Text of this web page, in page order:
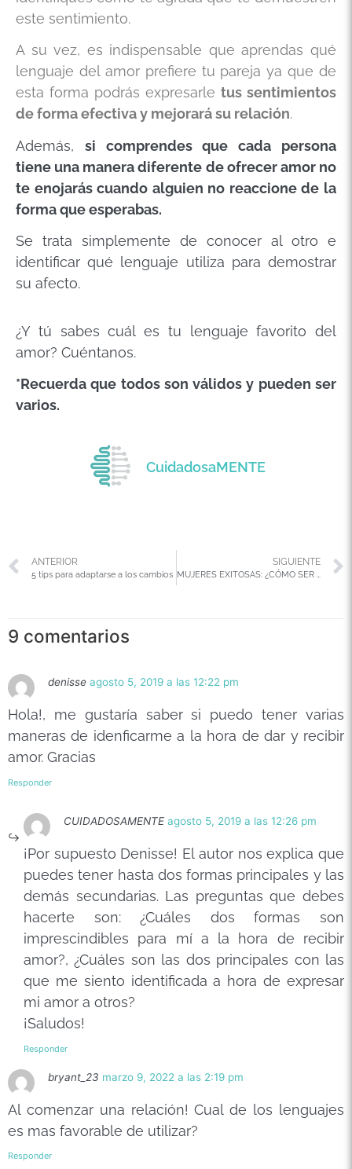
este sentimiento.
A su vez, es indispensable que aprendas qué
lenguaje del amor prefiere tu pareja ya que de
esta forma podrás expresarle tus sentimientos
de forma efectiva y mejorará su relación.
Además, si comprendes que cada persona
tiene una manera diferente de ofrecer amor no
te enojarás cuando alguien no reaccione de la
forma que esperabas.
Se trata simplemente de conocer al otro e
identificar qué lenguaje utiliza para demostrar
su afecto.
¿Y tú sabes cuál es tu lenguaje favorito del
amor? Cuéntanos.
*Recuerda que todos son válidos y pueden ser
varios.
CuidadosaMENTE
ANTERIOR
5 tips para adaptarse a los cambios
SIGUIENTE
9 comentarios
denisse agosto 5, 2019 a las 12:22 pm
Hola!, me gustaría saber si puedo tener varias
maneras de idenficarme a la hora de dar y recibir
amor. Gracias
Responder
CUIDADOSAMENTE agosto 5, 2019 a las 12:26 pm
¡Por supuesto Denisse! El autor nos explica que
puedes tener hasta dos formas principales y las
demás secundarias. Las preguntas que debes
hacerte son: ¿Cuáles dos formas son
imprescindibles para mí a la hora de recibir
amor?, ¿Cuáles son las dos principales con las
que me siento identificada a hora de expresar
mi amor a otros?
¡Saludos!
Responder
bryant_23 marzo 9, 2022 a las 2:19 pm
Al comenzar una relación! Cual de los lenguajes
es mas favorable de utilizar?
Responder